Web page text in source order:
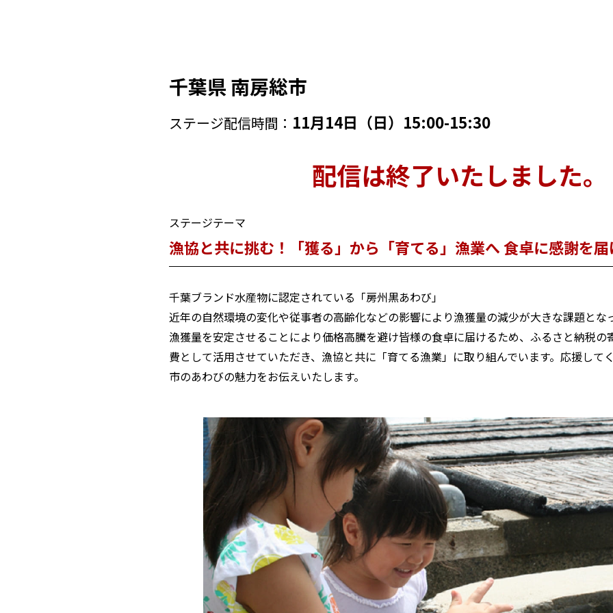
千葉県 南房総市
ステージ配信時間： 11月14日（日）15:00-15:30
配信は終了いたしました。
ステージテーマ
漁協と共に挑む！「獲る」から「育てる」漁業へ 食卓に感謝を
千葉ブランド水産物に認定されている「房州黒あわび」
近年の自然環境の変化や従事者の高齢化などの影響により漁獲量の減少が大きな課題とな
漁獲量を安定させることにより価格高騰を避け皆様の食卓に届けるため、ふるさと納税
費として活用させていただき、漁協と共に「育てる漁業」に取り組んでいます。応援して
市のあわびの魅力をお伝えいたします。